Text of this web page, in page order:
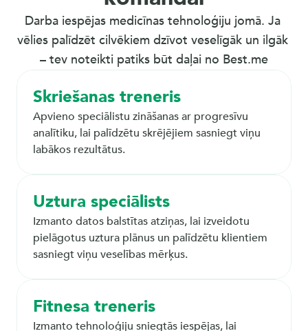
Darba iespējas medicīnas tehnoloģiju jomā. Ja
vēlies palīdzēt cilvēkiem dzīvot veselīgāk un ilgāk
– tev noteikti patiks būt daļai no Best.me
Skriešanas treneris
Apvieno speciālistu zināšanas ar progresīvu
analītiku, lai palīdzētu skrējējiem sasniegt viņu
labākos rezultātus.
Uztura speciālists
Izmanto datos balstītas atziņas, lai izveidotu
pielāgotus uztura plānus un palīdzētu klientiem
sasniegt viņu veselības mērķus.
Fitnesa treneris
Izmanto tehnoloģiju sniegtās iespējas, lai